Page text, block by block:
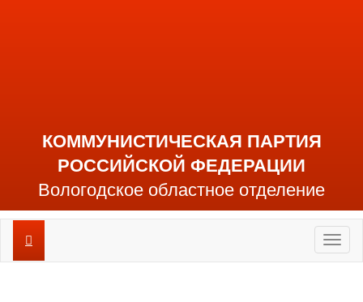
КОММУНИСТИЧЕСКАЯ ПАРТИЯ
РОССИЙСКОЙ ФЕДЕРАЦИИ
Вологодское областное отделение